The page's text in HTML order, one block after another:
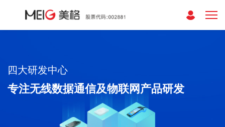
四大研发中心
专注无线数据通信及物联网产品研发